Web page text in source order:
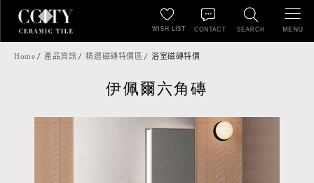
SEARCH
WISH LIST CONTACT MENU
Home 產品資訊 精選磁磚特價區 浴室磁磚特價
伊佩爾六角磚